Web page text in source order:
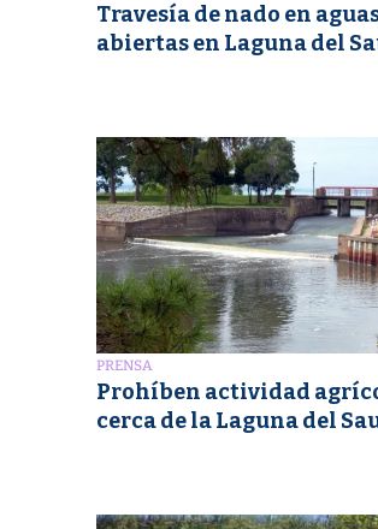
Travesía de nado en
abiertas en Laguna del
PRENSA
Prohíben actividad
cerca de la Laguna del